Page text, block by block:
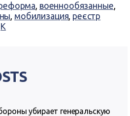
, военнообязанные,
, мобилизация, реєстр
убирает генеральскую